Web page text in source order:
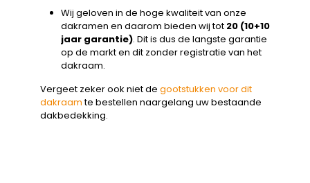
Wij geloven in de hoge kwaliteit van onze
dakramen en daarom bieden wij tot 20 (10+10
jaar garantie). Dit is dus de langste garantie
op de markt en dit zonder registratie van het
dakraam.
Vergeet zeker ook niet de gootstukken voor dit
dakraamte bestellen naargelang uw bestaande
dakbedekking.